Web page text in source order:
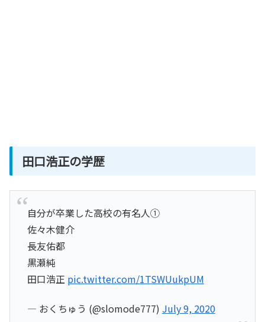
田口浩正の学歴
自分が卒業した高校の有名人①
佐々木健介
長友佑都
黒瀬純
田口浩正 pic.twitter.com/1TSWUukpUM
— おくちゅう (@slomode777) July 9, 2020